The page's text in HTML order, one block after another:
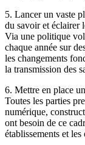
5. Lancer un vaste
du savoir et éclairer
Via une politique
chaque année sur
les changements
la transmission des
6. Mettre en place
Toutes les parties
numérique,
ont besoin de ce
établissements et